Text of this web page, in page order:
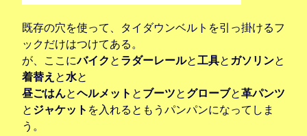
既存の穴を使って、タイダウンベルトを引っ掛けるフ
ックだけはつけてある。
が、ここにバイク と ラダーレールと工具と ガソリンと
着替え と水と
昼ごはんとヘルメット と ブーツと グローブと革パンツ
と ジャケット を入れるともうパンパンになってしま
う。